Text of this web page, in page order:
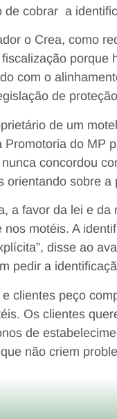
de cobrar a
o Crea, como
porque
com o
de
de um
Promotoria do MP
concordou
orientando sobre a
a favor da lei e
nos motéis. A
disse ao
pedir a
clientes peço
Os clientes
de
não criem